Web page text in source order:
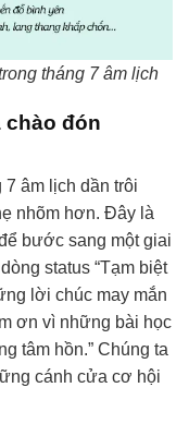
tháng 7 âm lịch
chào đón
âm lịch dần trôi
nhõm hơn. Đây là
bước sang một giai
status “Tạm biệt
lời chúc may mắn
ơn vì những bài học
tâm hồn.” Chúng ta
cánh cửa cơ hội